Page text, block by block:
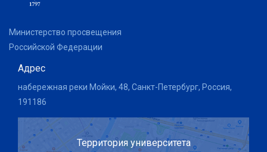
Министерство просвещения
Российской Федерации
Адрес
набережная реки Мойки, 48, Санкт-Петербург, Россия,
191186
Территория университета